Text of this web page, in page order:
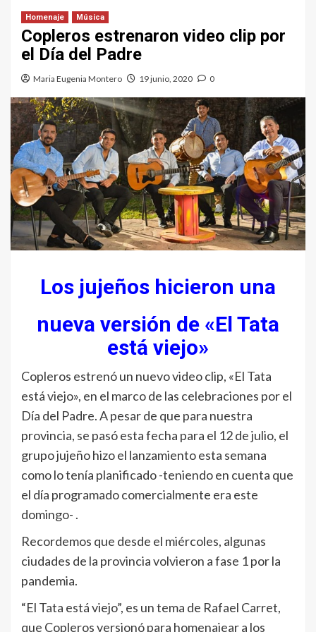
Homenaje Música
Copleros estrenaron video clip por
el Día del Padre
Maria Eugenia Montero 19 junio, 2020 0
Los jujeños hicieron una
nueva versión de «El Tata
está viejo»
Copleros estrenó un nuevo video clip, «El Tata
está viejo», en el marco de las celebraciones por el
Día del Padre. A pesar de que para nuestra
provincia, se pasó esta fecha para el 12 de julio, el
grupo jujeño hizo el lanzamiento esta semana
como lo tenía planificado -teniendo en cuenta que
el día programado comercialmente era este
domingo- .
Recordemos que desde el miércoles, algunas
ciudades de la provincia volvieron a fase 1 por la
pandemia.
“El Tata está viejo”, es un tema de Rafael Carret,
que Copleros versionó para homenajear a los